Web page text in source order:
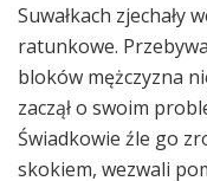
Suwałkach zjechały
ratunkowe.
bloków mężczyzna
zaczął o swoim
Świadkowie źle go
skokiem, wezwali